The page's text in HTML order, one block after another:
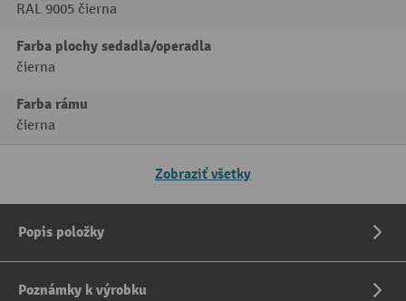
RAL 9005 čierna
Farba plochy sedadla/operadla
čierna
Farba rámu
čierna
Zobraziť všetky
Popis položky
Poznámky k výrobku